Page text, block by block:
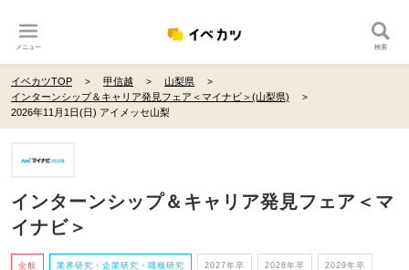
メニュー 検索
イベカツTOP 甲信越
山梨県
インターンシップ＆キャリア発見フェア＜マイナビ＞(山梨県)
2026年11月1日(日) アイメッセ山梨
インターンシップ＆キャリア発見フェア＜マ
イナビ＞
全般 業界研究・企業研究・職種研究 2027年卒 2028年卒 2029年卒